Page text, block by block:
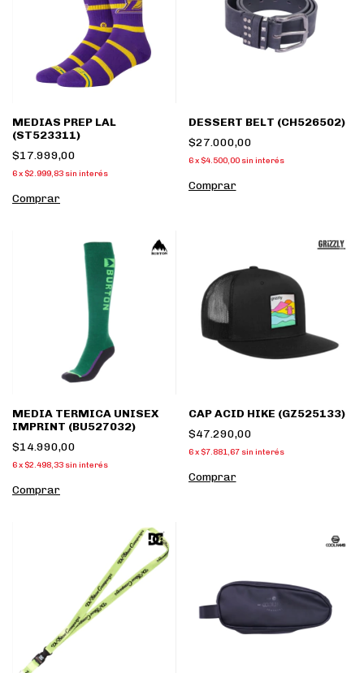
MEDIAS PREP LAL
(ST523311)
$17.999,00
6x $2.999,83 sin interés
Comprar
DESSERT BELT (CH526502)
$27.000,00
6 x $4.500,00 sin interés
Comprar
MEDIA TERMICA UNISEX
IMPRINT (BU527032)
$14.990,00
6x $2.498,33 sin interés
Comprar
CAP ACID HIKE (GZ525133)
$47.290,00
6 x $7.881,67 sin interés
Comprar